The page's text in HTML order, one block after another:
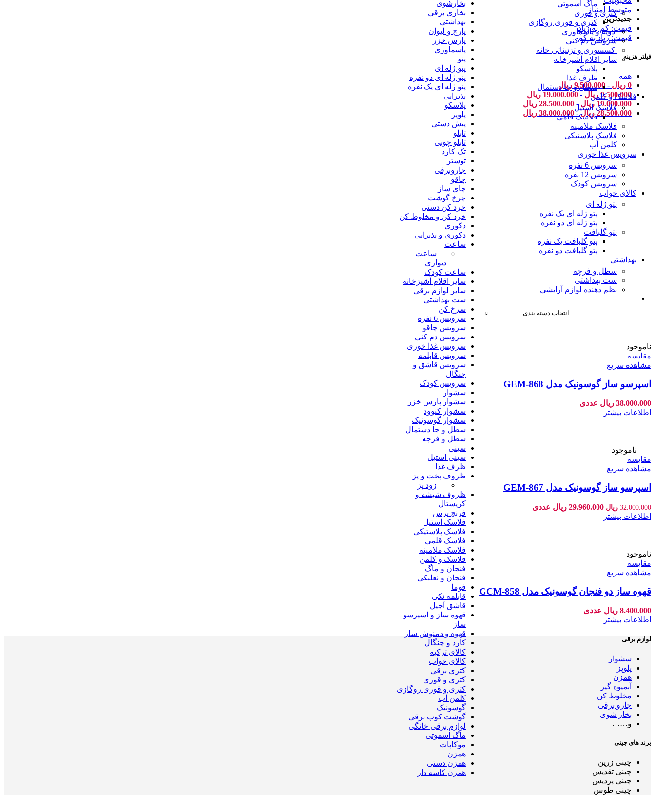
انتخاب دسته بندی
بخارشوی
بخاری برقی
بهداشتی
پارچ و لیوان
پارس خزر
پاسماوری
پتو
پتو ژله ای
پتو ژله ای دو نفره
پتو ژله ای یک نفره
پذیرایی
پلاسکو
پلوپز
پیش دستی
تابلو
تابلو چوبی
تک کارد
توستر
جاروبرقی
چاقو
چای ساز
چرخ گوشت
خرد کن دستی
خرد کن و مخلوط کن
دکوری
دکوری و پذیرایی
ساعت
ساعت
دیواری
ساعت کودک
سایر اقلام آشپزخانه
سایر لوازم برقی
ست بهداشتی
سرخ کن
سرویس 6 نفره
سرویس چاقو
سرویس دم کنی
سرویس غذا خوری
سرویس قابلمه
سرویس قاشق و
چنگال
سرویس کودک
سشوار
سشوار پارس خزر
سشوار کنوود
سشوار گوسونیک
سطل و جا دستمال
سطل و فرچه
سینی
سینی استیل
ظرف غذا
ظروف پخت و پز
زود پز
ظروف شیشه و
کریستال
فرنچ پرس
فلاسک استیل
فلاسک پلاستیکی
فلاسک قلمی
فلاسک ملامینه
فلاسک و کلمن
فنجان و ماگ
فنجان و نعلبکی
فوما
قابلمه تکی
قاشق آجیل
قهوه ساز و اسپرسو
ساز
قهوه و دمنوش ساز
کارد و چنگال
کالای ترکیه
کالای خواب
کتری برقی
کتری و قوری
کتری و قوری روگازی
کلمن آب
گوسونیک
گوشت کوب برقی
لوازم برقی خانگی
ماگ اسموتی
موکاپات
همزن
همزن دستی
همزن کاسه دار
ماگ اسموتی
کتری و قوری
کتری و قوری روگازی
ادویه و پاسماوری
سرویس دم کنی
اکسسوری و تزئیناتی خانه
سایر اقلام آشپزخانه
پلاسکو
ظرف غذا
سطل و جا دستمال
فلاسک و کلمن
فلاسک استیل
فلاسک قلمی
فلاسک ملامینه
فلاسک پلاستیکی
کلمن آب
سرویس غذا خوری
سرویس 6 نفره
سرویس 12 نفره
سرویس کودک
کالای خواب
پتو ژله ای
پتو ژله ای یک نفره
پتو ژله ای دو نفره
پتو گلبافت
پتو گلبافت یک نفره
پتو گلبافت دو نفره
بهداشتی
سطل و فرچه
ست بهداشتی
نظم دهنده لوازم آرایشی
متوسط امتیاز
جدیدترین
قیمت: کم به زیاد
قیمت: زیاد به کم
فیلتر هزینه
همه
0 ریال -
9.500.000 ریال
9.500.000 ریال -
19.000.000 ریال
19.000.000 ریال-
28.500.000 ریال
28.500.000 ریال-
38.000.000 ریال
ناموجود
مقایسه
مشاهده سریع
اسپرسو ساز گوسونیک مدل GEM-868
38.000.000 ریال عددی
اطلاعات بیشتر
ناموجود
مقایسه
مشاهده سریع
اسپرسو ساز گوسونیک مدل GEM-867
32.000.000 ریال قیمت
29.960.000 ریال قیمت
عددی
اطلاعات بیشتر
ناموجود
مقایسه
مشاهده سریع
قهوه ساز دو فنجان گوسونیک مدل GCM-858
8.400.000 ریال عددی
اطلاعات بیشتر
لوازم برقی
سشوار
پلوپز
همزن
آبمیوه گیر
مخلوط کن
جارو برقی
بخار شوی
و……
برند های چینی
چینی زرین
چینی تقدیس
چینی پردیس
چینی طوس